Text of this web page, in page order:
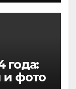
года:
и фото